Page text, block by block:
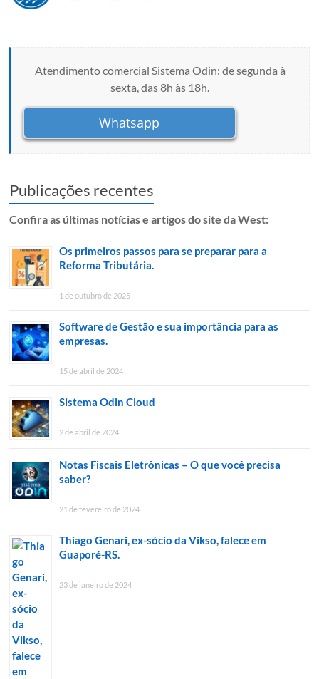
Atendimento comercial Sistema Odin: de segunda à
sexta, das 8h às 18h.
Whatsapp
Publicações recentes
Confira as últimas notícias e artigos do site da West:
Os primeiros passos para se preparar para a
Reforma Tributária.
1 de outubro de 2025
Software de Gestão e sua importância para as
empresas.
15 de abril de 2024
Sistema Odin Cloud
2 de abril de 2024
Notas Fiscais Eletrônicas – O que você precisa
saber?
21 de fevereiro de 2024
Thiago Genari, ex-sócio da Vikso, falece em
Guaporé-RS.
23 de janeiro de 2024